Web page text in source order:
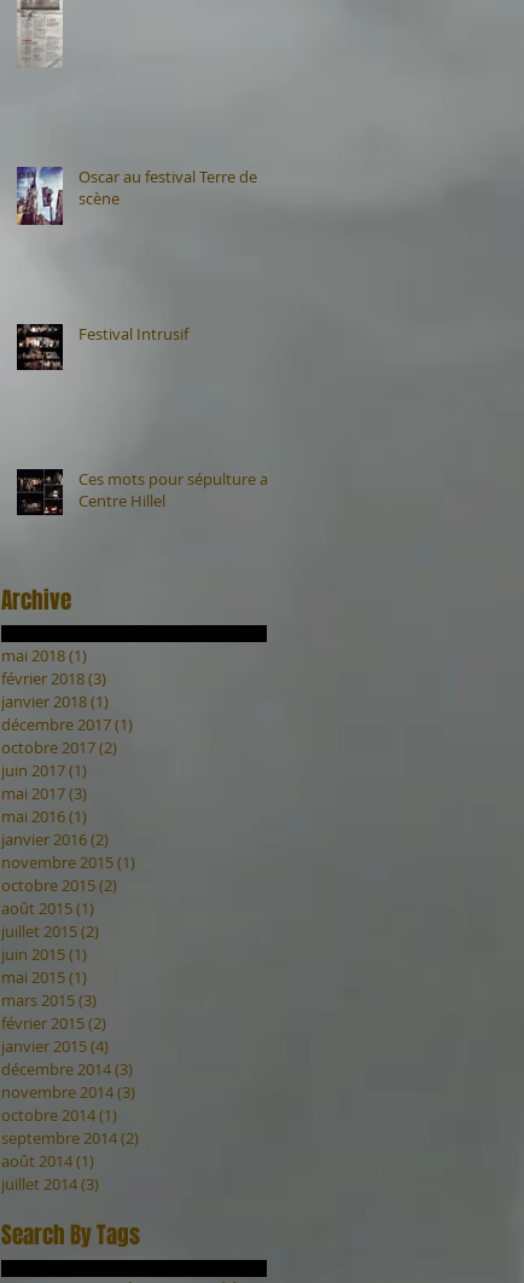
Oscar au festival Terre de
scène
Festival Intrusif
Ces mots pour sépulture au
Centre Hillel
Archive
mai 2018(1)
février 2018(3)
janvier 2018(1)
décembre 2017(1)
octobre 2017(2)
juin 2017(1)
mai 2017(3)
mai 2016(1)
janvier 2016(2)
novembre 2015(1)
octobre 2015(2)
août 2015(1)
juillet 2015(2)
juin 2015(1)
mai 2015(1)
mars 2015(3)
février 2015(2)
janvier 2015(4)
décembre 2014(3)
novembre 2014(3)
octobre 2014(1)
septembre 2014(2)
août 2014(1)
juillet 2014(3)
Search By Tags